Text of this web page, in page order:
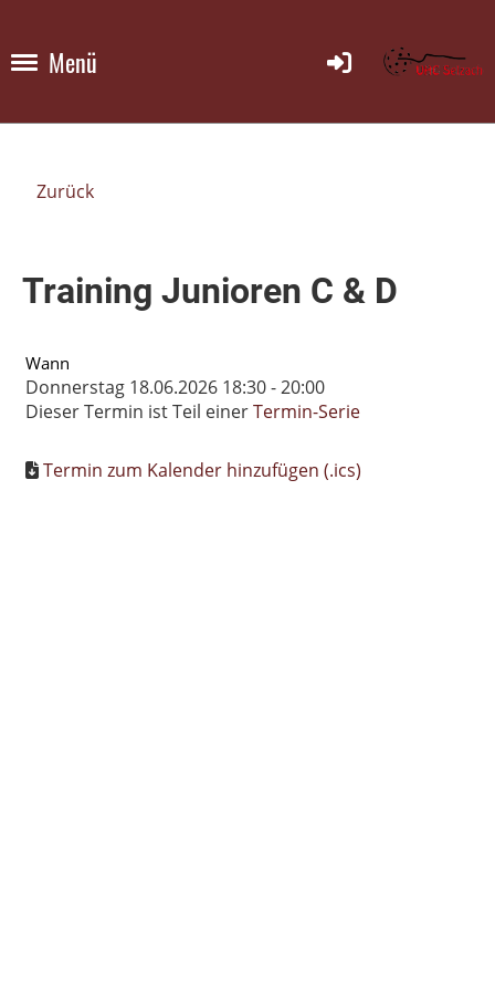
Menü
Zurück
Training Junioren C & D
Wann
Donnerstag 18.06.2026 18:30 - 20:00
Dieser Termin ist Teil einerTermin-Serie
Termin zum Kalender hinzufügen (.ics)